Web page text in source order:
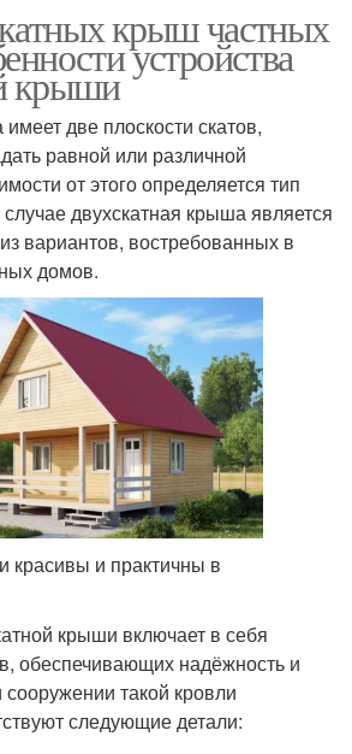
крыш частных
устройства
крыши
две плоскости скатов,
равной или различной
от этого определяется тип
двухскатная крыша является
вариантов, востребованных в
домов.
красивы и практичны в
крыши включает в себя
обеспечивающих надёжность и
такой кровли
следующие детали: